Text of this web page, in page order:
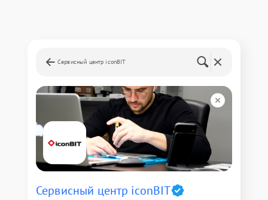
Сервисный центр iconBIT
Сервисный центр iconBIT